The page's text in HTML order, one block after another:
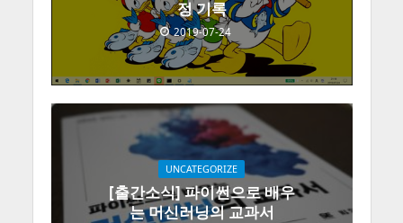
정 기록
2019-07-24
UNCATEGORIZE
[출간소식] 파이썬으로 배우
는 머신러닝의 교과서